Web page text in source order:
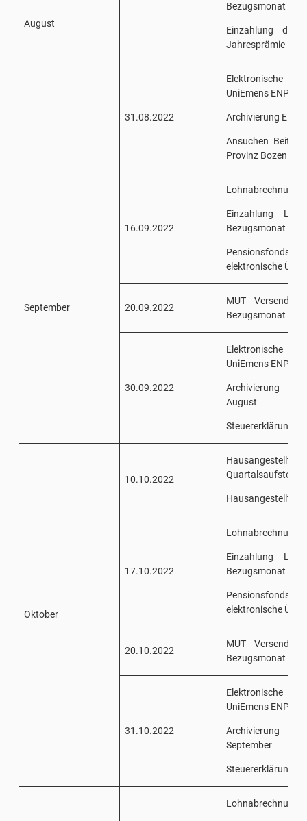
August
Bezugsmonat Juli
Einzahlung
Jahresprämie im
31.08.2022
Elektronische
UniEmens
Archivierung
Ansuchen
Provinz Bozen
September
16.09.2022
Lohnabrechnung
Einzahlung
Bezugsmonat
Pensionsfonds/
elektronische
20.09.2022
MUT
Bezugsmonat
30.09.2022
Elektronische
UniEmens
Archivierung
August
Steuererklärung
Oktober
10.10.2022
Hausangestellte
Hausangestellte
17.10.2022
Lohnabrechnung
Einzahlung
Bezugsmonat
Pensionsfonds/
elektronische
20.10.2022
MUT
Bezugsmonat
31.10.2022
Elektronische
UniEmens
Archivierung
September
Steuererklärung
Lohnabrechnung